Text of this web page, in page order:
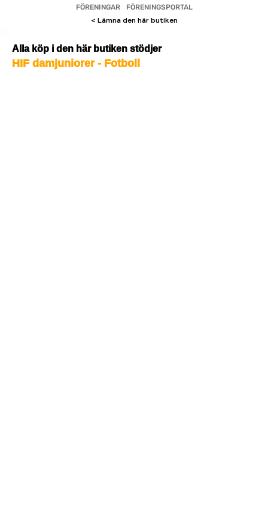
FÖRENINGAR
FÖRENINGSPORTAL
< Lämna den här butiken
Alla köp i den här butiken stödjer
HIF damjuniorer - Fotboll